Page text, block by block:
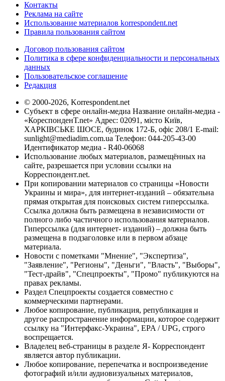
Контакты
Реклама на сайте
Использование материалов korrespondent.net
Правила пользования сайтом
Договор пользования сайтом
Политика в сфере конфиденциальности и персональных
данных
Пользовательское соглашение
Редакция
© 2000-2026, Korrespondent.net
Субъект в сфере онлайн-медиа Название онлайн-медиа -
«КореспонденТ.net» Адрес: 02091, місто Київ,
ХАРКІВСЬКЕ ШОСЕ, будинок 172-Б, офіс 208/1 E-mail:
sunlight@mediadim.com.ua Телефон: 044-205-43-00
Идентификатор медиа - R40-06068
Использование любых материалов, размещённых на
сайте, разрешается при условии ссылки на
Корреспондент.net.
При копировании материалов со страницы «Новости
Украины и мира», для интернет-изданий – обязательна
прямая открытая для поисковых систем гиперссылка.
Ссылка должна быть размещена в независимости от
полного либо частичного использования материалов.
Гиперссылка (для интернет- изданий) – должна быть
размещена в подзаголовке или в первом абзаце
материала.
Новости с пометками "Мнение", "Экспертиза",
"Заявление", "Регионы", "Деньги", "Власть", "Выборы",
"Тест-драйв", "Спецпроекты", "Промо" публикуются на
правах рекламы.
Раздел Спецпроекты создается совместно с
коммерческими партнерами.
Любое копирование, публикация, републикация и
другое распространение информации, которое содержит
ссылку на "Интерфакс-Украина", EPA / UPG, строго
воспрещается.
Владелец веб-страницы в разделе Я- Корреспондент
является автор публикации.
Любое копирование, перепечатка и воспроизведение
фотографий и/или аудиовизуальных материалов,